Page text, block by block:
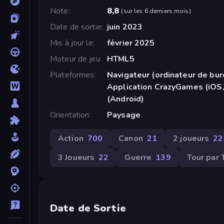
Note
8,8 (sur les 6 derniers mois)
Date de sortie juin 2023
Mis à jour le
février 2025
Moteur de jeu
HTML5
Plateformes
Navigateur (ordinateur de
Application CrazyGames
(Android)
Orientation
Paysage
Action 700 Canon 21 2 joueurs
3 Joueurs 22 Guerre 139 Tour par
Date de Sortie